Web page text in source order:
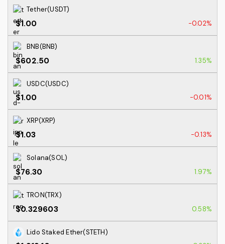
Tether(USDT)
$1.00 -0.02%
BNB(BNB)
$602.50 1.35%
USDC(USDC)
$1.00 -0.01%
XRP(XRP)
$1.03 -0.13%
Solana(SOL)
$76.30 1.97%
TRON(TRX)
$0.329603 0.58%
Lido Staked Ether(STETH)